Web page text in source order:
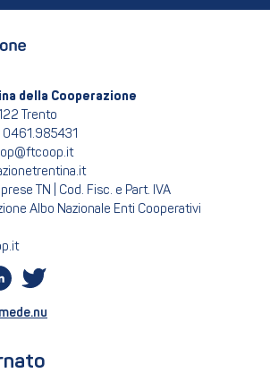
della Cooperazione
Trento
0461.985431
TN | Cod. Fisc. e Part. IVA
Albo Nazionale Enti Cooperativi